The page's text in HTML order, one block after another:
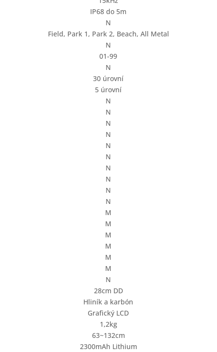
IP68 do 5m
N
Field, Park 1, Park 2, Beach, All Metal
N
01-99
N
30 úrovní
5 úrovní
N
N
N
N
N
N
N
N
N
N
M
M
M
M
M
M
N
28cm DD
Hliník a karbón
Grafický LCD
1,2kg
63~132cm
2300mAh Lithium